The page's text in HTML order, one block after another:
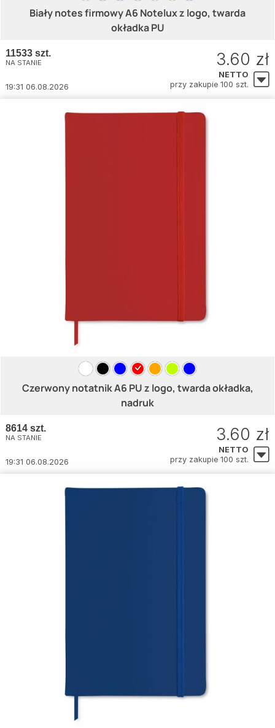
Biały notes firmowy A6 Notelux z logo, twarda
okładka PU
11533 szt.
NA STANIE
19:31 06.08.2026
3.60 zł
NETTO
przy zakupie 100 szt.
Czerwony notatnik A6 PU z logo, twarda okładka,
nadruk
8614 szt.
NA STANIE
19:31 06.08.2026
3.60 zł
NETTO
przy zakupie 100 szt.